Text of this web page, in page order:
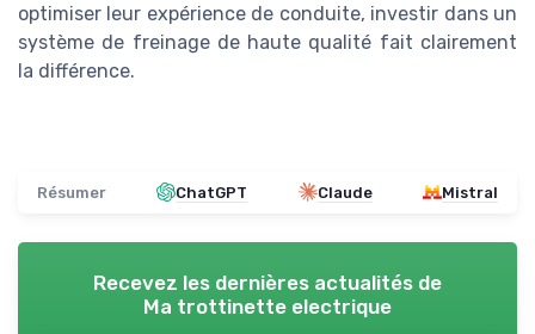
optimiser leur expérience de conduite, investir dans un
système de freinage de haute qualité fait clairement
la différence.
Résumer ChatGPT Claude Mistral
Recevez les dernières actualités de
Ma trottinette electrique